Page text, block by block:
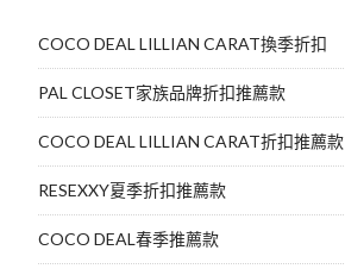
COCO DEAL LILLIAN CARAT換季折扣
PAL CLOSET家族品牌折扣推薦款
COCO DEAL LILLIAN CARAT折扣推薦款
RESEXXY夏季折扣推薦款
COCO DEAL春季推薦款